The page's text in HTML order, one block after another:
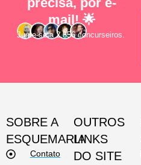
mail! 🌟
Junte-se a 2.856 concurseiros.
SOBRE A
ESQUEMARIA
Contato
OUTROS
LINKS
DO SITE